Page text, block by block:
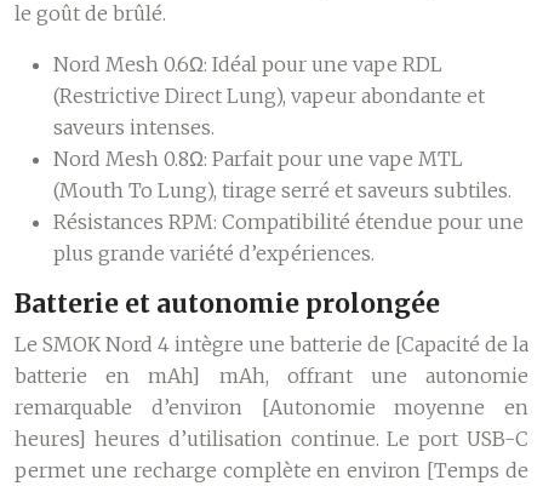
le goût de brûlé.
Nord Mesh 0.6Ω: Idéal pour une vape RDL
(Restrictive Direct Lung), vapeur abondante et
saveurs intenses.
Nord Mesh 0.8Ω: Parfait pour une vape MTL
(Mouth To Lung), tirage serré et saveurs subtiles.
Résistances RPM: Compatibilité étendue pour une
plus grande variété d’expériences.
Batterie et autonomie prolongée
Le SMOK Nord 4 intègre une batterie de [Capacité de la
batterie en mAh] mAh, offrant une autonomie
remarquable d’environ [Autonomie moyenne en
heures] heures d’utilisation continue. Le port USB-C
permet une recharge complète en environ [Temps de